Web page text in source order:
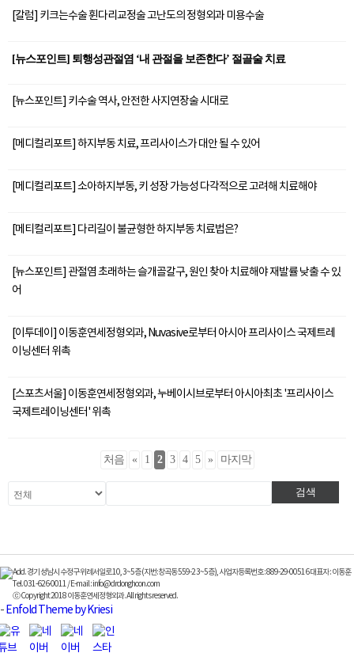
[칼럼] 키크는수술 휜다리교정술 고난도의 정형외과 미용수술
[뉴스포인트] 퇴행성관절염 ‘내 관절을 보존한다’ 절골술 치료
[뉴스포인트] 키수술 역사, 안전한 사지연장술 시대로
[메디컬리포트] 하지부동 치료, 프리사이스가 대안 될 수 있어
[메디컬리포트] 소아하지부동, 키 성장 가능성 다각적으로 고려해 치료해야
[메티컬리포트] 다리길이 불균형한 하지부동 치료법은?
[뉴스포인트] 관절염 초래하는 슬개골칼구, 원인 찾아 치료해야 재발률 낮출 수 있
어
[이투데이] 이동훈연세정형외과, Nuvasive로부터 아시아 프리사이스 국제트레
이닝센터 위촉
[스포츠서울] 이동훈연세정형외과, 누베이시브로부터 아시아최초 '프리사이스
국제트레이닝센터' 위촉
처음 « 1 2 3 4 5 » 마지막
검색
Add. 경기 성남시 수정구 위례서일로 10, 3~5층 (지번:창곡동 559-2 3~5층), 사업자등록번호 : 889-29-00516 대표자 : 이동훈
Tel. 031-626-0011 / E-mail : info@drdonghoon.com
ⓒ Copyright 2018 이동훈연세정형외과. All rights reserved.
- Enfold Theme by Kriesi